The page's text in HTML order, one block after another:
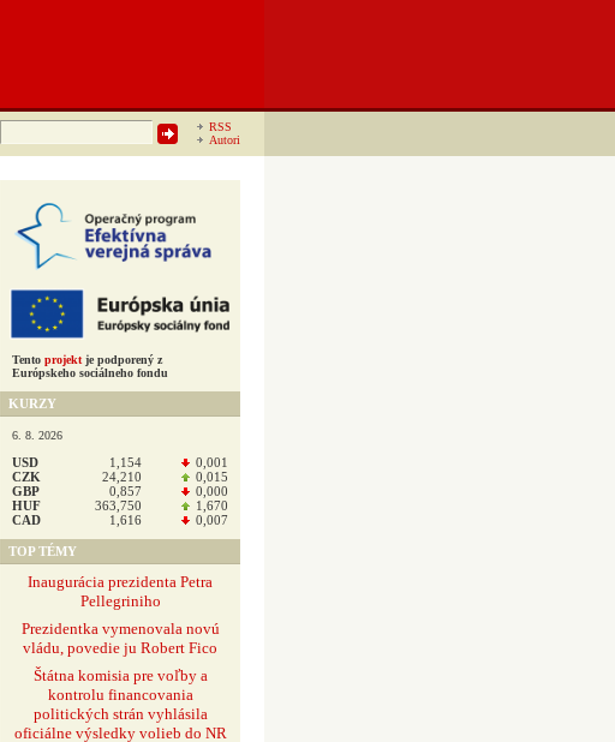
RSS
Autori
Hľadať:
Tento projekt je podporený z
Európskeho sociálneho fondu
KURZY
6. 8. 2026
USD 1,154
0,001
CZK
24,210
0,015
GBP
0,857
0,000
HUF
363,750
1,670
CAD
1,616 0,007
TOP TÉMY
Inaugurácia prezidenta Petra
Pellegriniho
Prezidentka vymenovala novú
vládu, povedie ju Robert Fico
Štátna komisia pre voľby a
kontrolu financovania
politických strán vyhlásila
oficiálne výsledky volieb do NR